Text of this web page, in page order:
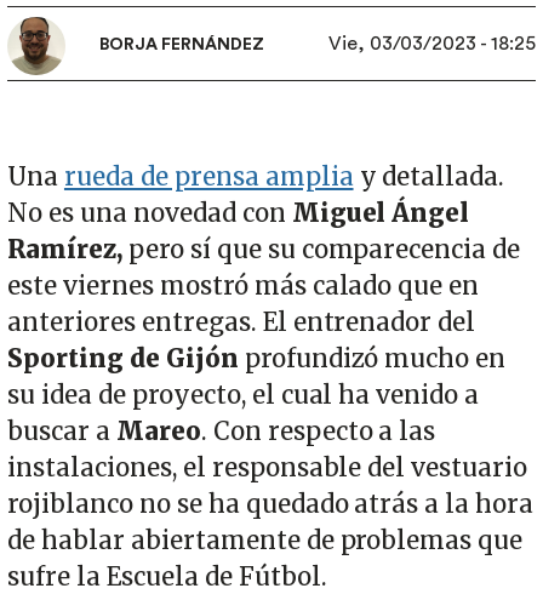
BORJA FERNÁNDEZ Vie, 03/03/2023 - 18:25
Una rueda de prensa ampliay detallada.
No es una novedad con Miguel Ángel
Ramírez,pero sí que su comparecencia de
este viernes mostró más calado que en
anteriores entregas. El entrenador del
Sporting de Gijón profundizó mucho en
su idea de proyecto, el cual ha venido a
buscar a Mareo. Con respecto a las
instalaciones, el responsable del vestuario
rojiblanco no se ha quedado atrás a la hora
de hablar abiertamente de problemas que
sufre la Escuela de Fútbol.